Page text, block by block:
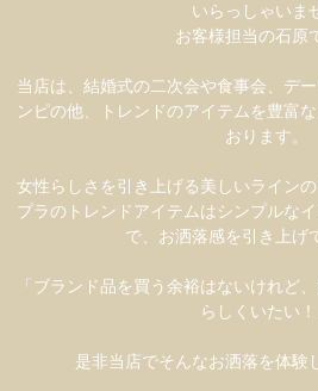
いらっしゃいま
お客様担当の石原
当店は、結婚式の二次会や食事会、デ
ンピの他、トレンドのアイテムを豊富
おります。
女性らしさを引き上げる美しいライン
プラのトレンドアイテムはシンプルな
で、お洒落感を引き上げ
「ブランド品を買う余裕はないけれど
らしくいたい！
是非当店でそんなお洒落を体験